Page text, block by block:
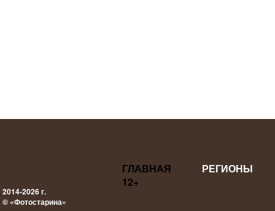
2014-2026 г.
© «Фотостарина»
ГЛАВНАЯ
РЕГИОНЫ
12+